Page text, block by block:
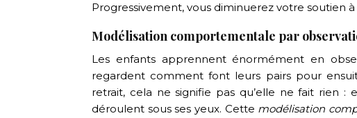
Progressivement, vous diminuerez votre soutien
Modélisation comportementale par
Les enfants apprennent énormément en
regardent comment font leurs pairs pour
retrait, cela ne signifie pas qu’elle ne fait rien :
déroulent sous ses yeux. Cette modélisation